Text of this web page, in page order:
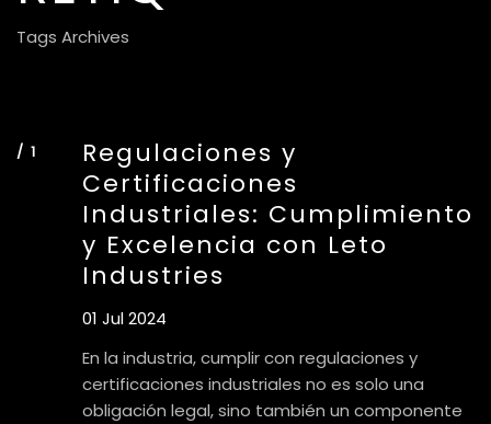
Tags Archives
Regulaciones y
Certificaciones
Industriales: Cumplimiento
y Excelencia con Leto
Industries
01 Jul 2024
En la industria, cumplir con regulaciones y
certificaciones industriales no es solo una
obligación legal, sino también un componente